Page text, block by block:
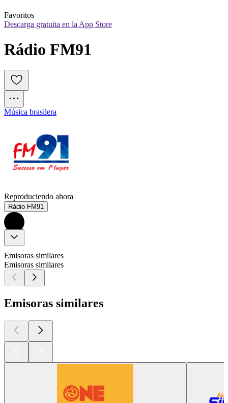
Favoritos
Descarga gratuita en la App Store
Rádio FM91
Música brasilera
Reproduciendo ahora
Rádio FM91
Emisoras similares
Emisoras similares
Emisoras similares